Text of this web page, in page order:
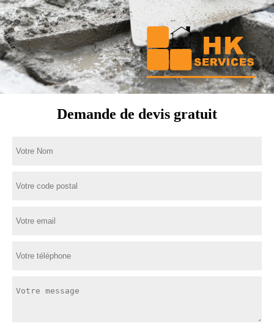
Demande de devis gratuit